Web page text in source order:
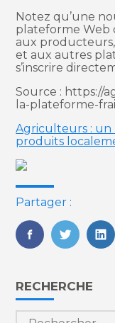
Notez qu’une
plateforme Web
aux
et aux autres
s’inscrire
Source : https://
la-plateforme-
Agriculteurs : un
produits
Partager :
FaceBook
Twitter
Blog
sidebar
RECHERCHE
Rechercher :